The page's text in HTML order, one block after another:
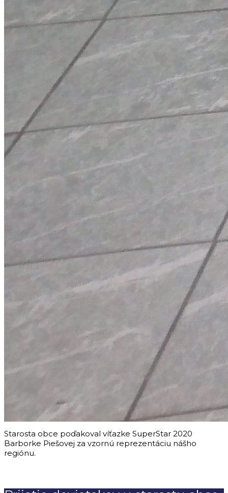
Starosta obce poďakoval víťazke SuperStar 2020
Barborke Piešovej za vzornú reprezentáciu nášho
regiónu.